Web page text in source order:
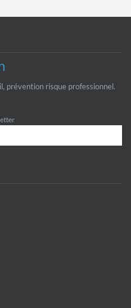
prévention risque professionnel.